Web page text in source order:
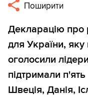
Поширити
Декларацію про
для України,
оголосили
підтримали
Швеція, Данія,